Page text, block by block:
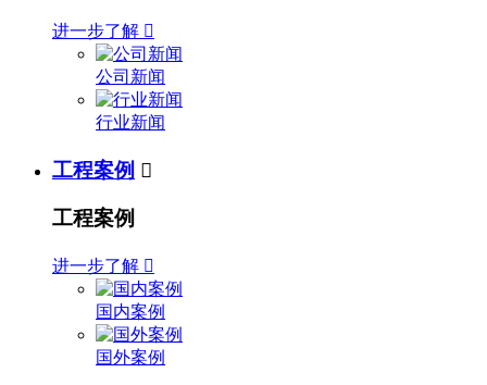
进一步了解 
公司新闻
行业新闻
工程案例 
工程案例
进一步了解 
国内案例
国外案例